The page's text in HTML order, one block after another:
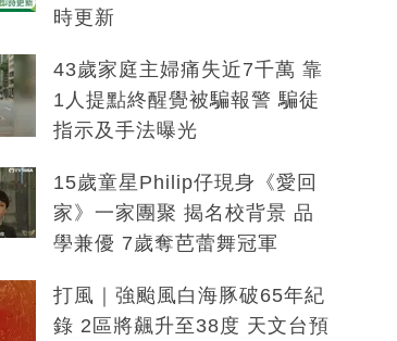
時更新
43歲家庭主婦痛失近7千萬 靠
1人提點終醒覺被騙報警 騙徒
指示及手法曝光
15歲童星Philip仔現身《愛回
家》一家團聚 揭名校背景 品
學兼優 7歲奪芭蕾舞冠軍
打風｜強颱風白海豚破65年紀
錄 2區將飆升至38度 天文台預